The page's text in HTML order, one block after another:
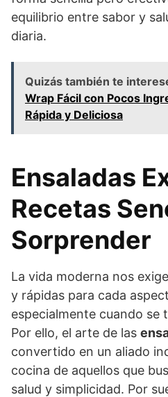
equilibrio entre sabor y
diaria.
Quizás también te
Wrap Fácil con Pocos
Rápida y Deliciosa
Ensaladas
Recetas
Sorprender
La vida moderna nos
y rápidas para cada
especialmente cuando se
Por ello, el arte de las
convertido en un aliado
cocina de aquellos que
salud y simplicidad. Por